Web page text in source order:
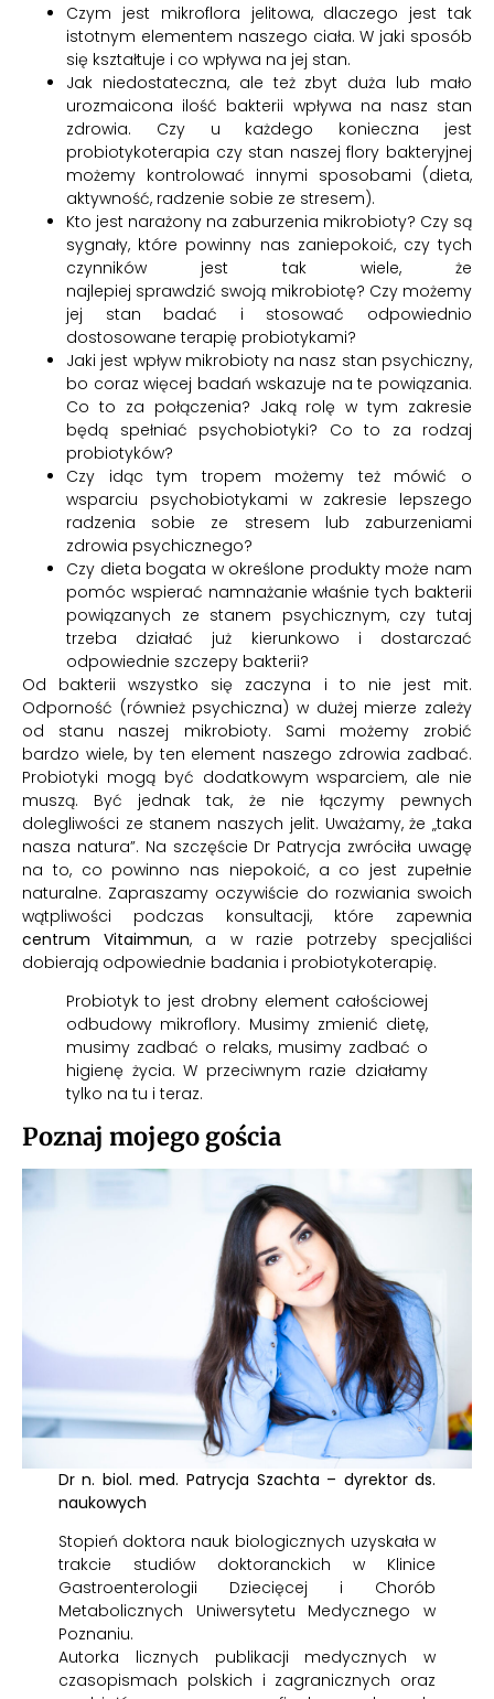
Czym jest mikroflora jelitowa, dlaczego jest tak
istotnym elementem naszego ciała. W jaki sposób
się kształtuje i co wpływa na jej stan.
Jak niedostateczna, ale też zbyt duża lub mało
urozmaicona ilość bakterii wpływa na nasz stan
zdrowia. Czy u każdego konieczna jest
probiotykoterapia czy stan naszej flory bakteryjnej
możemy kontrolować innymi sposobami (dieta,
aktywność, radzenie sobie ze stresem).
Kto jest narażony na zaburzenia mikrobioty? Czy są
sygnały, które powinny nas zaniepokoić, czy tych
czynników jest tak wiele, że
najlepiej sprawdzić swoją mikrobiotę? Czy możemy
jej stan badać i stosować odpowiednio
dostosowane terapię probiotykami?
Jaki jest wpływ mikrobioty na nasz stan psychiczny,
bo coraz więcej badań wskazuje na te powiązania.
Co to za połączenia? Jaką rolę w tym zakresie
będą spełniać psychobiotyki? Co to za rodzaj
probiotyków?
Czy idąc tym tropem możemy też mówić o
wsparciu psychobiotykami w zakresie lepszego
radzenia sobie ze stresem lub zaburzeniami
zdrowia psychicznego?
Czy dieta bogata w określone produkty może nam
pomóc wspierać namnażanie właśnie tych bakterii
powiązanych ze stanem psychicznym, czy tutaj
trzeba działać już kierunkowo i dostarczać
odpowiednie szczepy bakterii?
Od bakterii wszystko się zaczyna i to nie jest mit.
Odporność (również psychiczna) w dużej mierze zależy
od stanu naszej mikrobioty. Sami możemy zrobić
bardzo wiele, by ten element naszego zdrowia zadbać.
Probiotyki mogą być dodatkowym wsparciem, ale nie
muszą. Być jednak tak, że nie łączymy pewnych
dolegliwości ze stanem naszych jelit. Uważamy, że „taka
nasza natura”. Na szczęście Dr Patrycja zwróciła uwagę
na to, co powinno nas niepokoić, a co jest zupełnie
naturalne. Zapraszamy oczywiście do rozwiania swoich
wątpliwości podczas konsultacji, które zapewnia
centrum Vitaimmun, a w razie potrzeby specjaliści
dobierają odpowiednie badania i probiotykoterapię.
Probiotyk to jest drobny element całościowej
odbudowy mikroflory. Musimy zmienić dietę,
musimy zadbać o relaks, musimy zadbać o
higienę życia. W przeciwnym razie działamy
tylko na tu i teraz.
Poznaj mojego gościa
Dr n. biol. med. Patrycja Szachta – dyrektor ds.
naukowych
Stopień doktora nauk biologicznych uzyskała w
trakcie studiów doktoranckich w Klinice
Gastroenterologii Dziecięcej i Chorób
Metabolicznych Uniwersytetu Medycznego w
Poznaniu.
Autorka licznych publikacji medycznych w
czasopismach polskich i zagranicznych oraz